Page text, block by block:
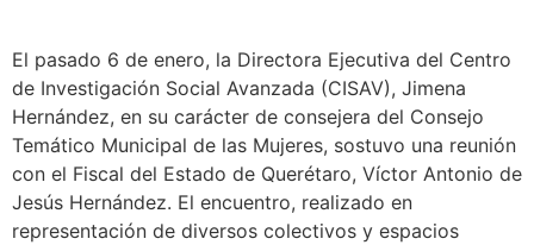
El pasado 6 de enero, la Directora Ejecutiva del Centro
de Investigación Social Avanzada (CISAV), Jimena
Hernández, en su carácter de consejera del Consejo
Temático Municipal de las Mujeres, sostuvo una reunión
con el Fiscal del Estado de Querétaro, Víctor Antonio de
Jesús Hernández. El encuentro, realizado en
representación de diversos colectivos y espacios